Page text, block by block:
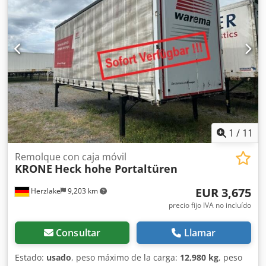
Fabricante: Krone. * Herrajes de esquina simples *
Marcación de contorno lateral/trasera * Certificado de
carga Code-XL * Transitable con carretilla elevadora
Csdpfx Apezniy Toyorf * Patas de apoyo fijas * Dispositivo
para carga ferroviaria ¡LASI CODE XL! ¡Disponibles varias
unidades! ¡Estado como nuevo! Plazo de entrega:
INMEDIATO. Inspección UVV vigente. Las medidas son
aproximadas. Oferta no vinculante, venta intermedia
reservada. Precios netos ex works desde D-59302 Oelde.
Más detalles previa consulta telefónica o por correo
electrónico.
1 / 11
Herzlake 9,203 km
Remolque con caja móvil
KRONE Heck hohe Portaltüren
EUR 3,675
precio fijo IVA no incluído
Consultar Llamar
Estado: usado, peso máximo de la carga: 12,980 kg, peso